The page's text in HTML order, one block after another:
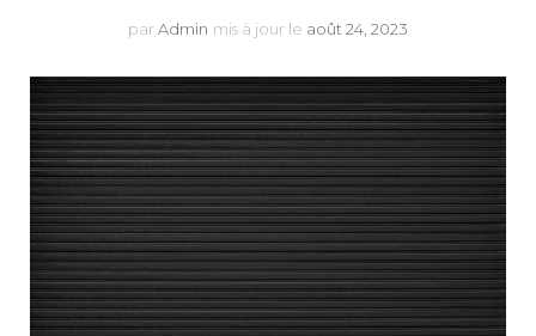
par Admin mis à jour le août 24, 2023